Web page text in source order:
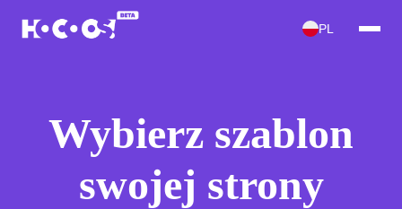
PL
Wybierz szablon
swojej strony